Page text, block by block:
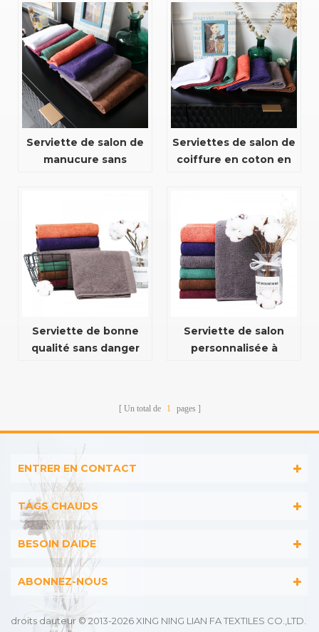
javel
Serviette de salon de
manucure sans
Serviettes de salon de
coiffure en coton en
Serviette de bonne
qualité sans danger
Serviette de salon
personnalisée à
Un total de 1 pages
ENTRER EN CONTACT
TAGS CHAUDS
BESOIN DAIDE
ABONNEZ-NOUS
droits dauteur © 2013-2026 XING NING LIAN FA TEXTILES CO.,LTD.